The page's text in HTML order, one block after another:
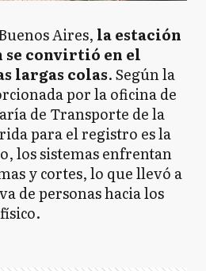
Aires, la estación
se convirtió en el
largas colas. Según la
por la oficina de
de Transporte de la
para el registro es la
los sistemas enfrentan
y cortes, lo que llevó a
de personas hacia los